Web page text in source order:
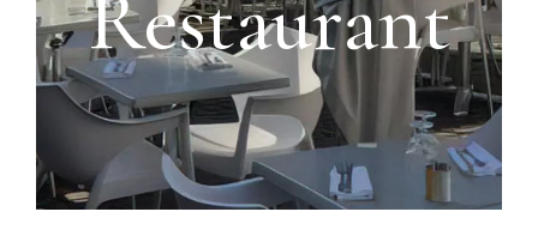
Restaurant